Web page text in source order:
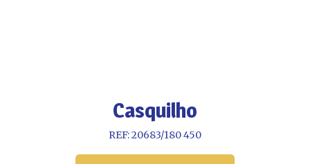
Casquilho
REF: 20683/180 450